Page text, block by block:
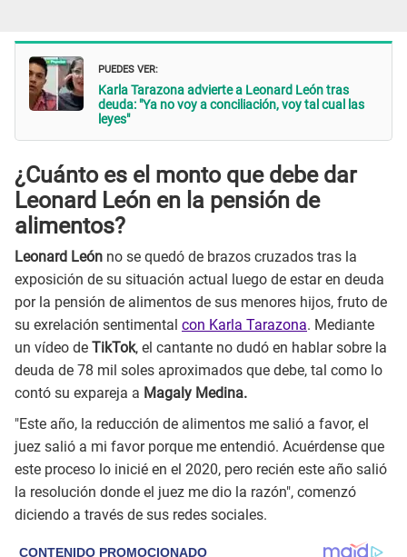
PUEDES VER:
Karla Tarazona advierte a Leonard León tras
deuda: "Ya no voy a conciliación, voy tal cual las
leyes"
¿Cuánto es el monto que debe dar
Leonard León en la pensión de
alimentos?
Leonard León no se quedó de brazos cruzados tras la
exposición de su situación actual luego de estar en deuda
por la pensión de alimentos de sus menores hijos, fruto de
su exrelación sentimental con Karla Tarazona. Mediante
un vídeo de TikTok, el cantante no dudó en hablar sobre la
deuda de 78 mil soles aproximados que debe, tal como lo
contó su expareja a Magaly Medina.
"Este año, la reducción de alimentos me salió a favor, el
juez salió a mi favor porque me entendió. Acuérdense que
este proceso lo inicié en el 2020, pero recién este año salió
la resolución donde el juez me dio la razón", comenzó
diciendo a través de sus redes sociales.